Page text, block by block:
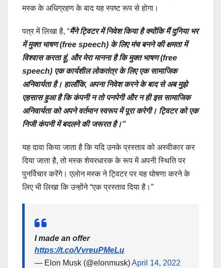
मस्क के अधिग्रहण के बाद यह स्पष्ट रूप से होगा।
पत्र में लिखा है, “मैंने ट्विटर में निवेश किया है क्योंकि मैं दुनिया भर
में मुक्त भाषण (free speech) के लिए मंच बनने की क्षमता में
विश्वास करता हूं, और मेरा मानना ​​​​है कि मुक्त भाषण (free
speech) एक कार्यशील लोकतंत्र के लिए एक सामाजिक
अनिवार्यता है। हालाँकि, अपना निवेश करने के बाद से अब मुझे
एहसास हुआ है कि कंपनी न तो पनपेगी और न ही इस सामाजिक
अनिवार्यता को अपने वर्तमान स्वरूप में पूरा करेगी। ट्विटर को एक
निजी कंपनी में बदलने की जरूरत है।”
यह दावा किया जाता है कि यदि उनके प्रस्ताव को अस्वीकार कर
दिया जाता है, तो मस्क शेयरधारक के रूप में अपनी स्थिति पर
पुनर्विचार करेंगे। एलोन मस्क ने ट्विटर पर यह घोषणा करने के
लिए भी लिखा कि उन्होंने “एक प्रस्ताव दिया है।”
I made an offer
https://t.co/VvreuPMeLu
— Elon Musk (@elonmusk)April 14, 2022